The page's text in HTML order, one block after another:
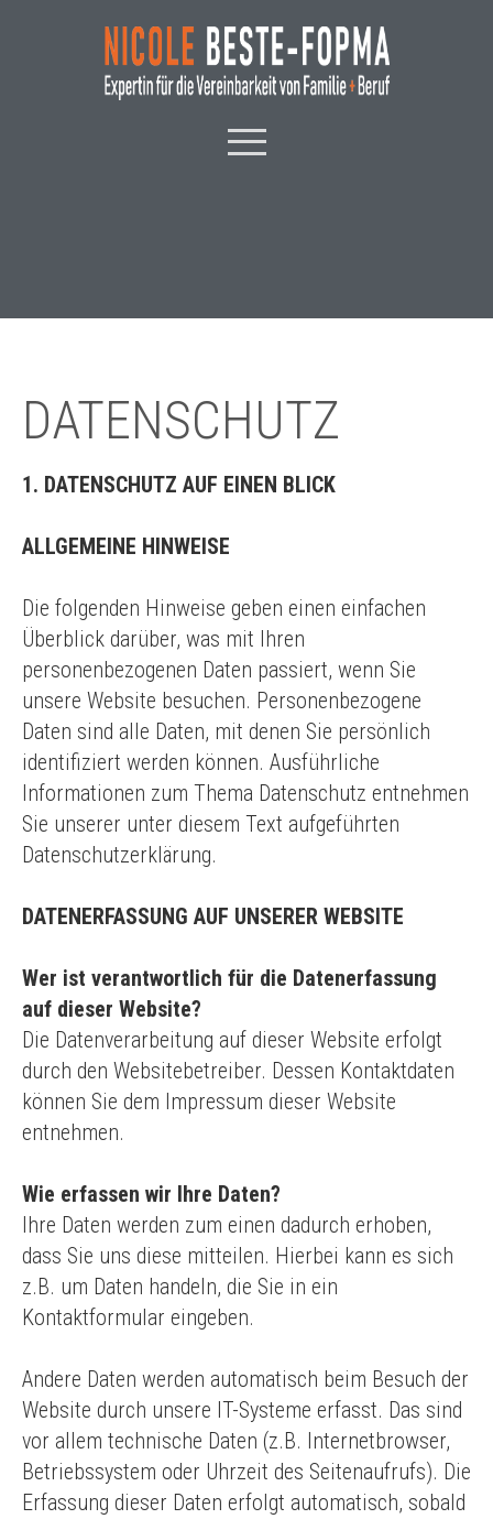
DATENSCHUTZ
1. DATENSCHUTZ AUF EINEN BLICK
ALLGEMEINE HINWEISE
Die folgenden Hinweise geben einen einfachen
Überblick darüber, was mit Ihren
personenbezogenen Daten passiert, wenn Sie
unsere Website besuchen. Personenbezogene
Daten sind alle Daten, mit denen Sie persönlich
identifiziert werden können. Ausführliche
Informationen zum Thema Datenschutz entnehmen
Sie unserer unter diesem Text aufgeführten
Datenschutzerklärung.
DATENERFASSUNG AUF UNSERER WEBSITE
Wer ist verantwortlich für die Datenerfassung
auf dieser Website?
Die Datenverarbeitung auf dieser Website erfolgt
durch den Websitebetreiber. Dessen Kontaktdaten
können Sie dem Impressum dieser Website
entnehmen.
Wie erfassen wir Ihre Daten?
Ihre Daten werden zum einen dadurch erhoben,
dass Sie uns diese mitteilen. Hierbei kann es sich
z.B. um Daten handeln, die Sie in ein
Kontaktformular eingeben.
Andere Daten werden automatisch beim Besuch der
Website durch unsere IT-Systeme erfasst. Das sind
vor allem technische Daten (z.B. Internetbrowser,
Betriebssystem oder Uhrzeit des Seitenaufrufs). Die
Erfassung dieser Daten erfolgt automatisch, sobald